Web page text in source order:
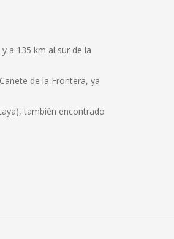
a 135 km al sur de la
de la Frontera, ya
también encontrado